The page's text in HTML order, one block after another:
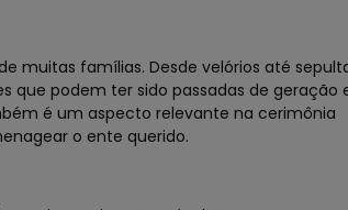
muitas famílias. Desde velórios até
que podem ter sido passadas de geração
é um aspecto relevante na cerimônia
o ente querido.